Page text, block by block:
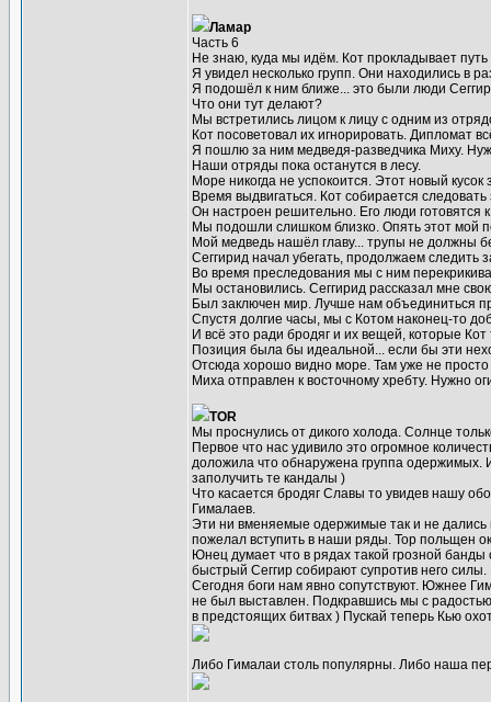
Ламар
Часть 6
Не знаю, куда мы идём. Кот прокладывает
Я увидел несколько групп. Они находились в
Я подошёл к ним ближе... это были люди
Что они тут делают?
Мы встретились лицом к лицу с одним из
Кот посоветовал их игнорировать. Дипломат
Я пошлю за ним медведя-разведчика Миху.
Наши отряды пока останутся в лесу.
Море никогда не успокоится. Этот новый
Время выдвигаться. Кот собирается
Он настроен решительно. Его люди готовятся
Мы подошли слишком близко. Опять этот мой
Мой медведь нашёл главу... трупы не должны
Сеггирид начал убегать, продолжаем следить
Во время преследования мы с ним
Мы остановились. Сеггирид рассказал мне
Был заключен мир. Лучше нам объединиться
Спустя долгие часы, мы с Котом наконец-то
И всё это ради бродяг и их вещей, которые Кот
Позиция была бы идеальной... если бы эти
Отсюда хорошо видно море. Там уже не
Миха отправлен к восточному хребту. Нужно
TOR
Мы проснулись от дикого холода. Солнце
Первое что нас удивило это огромное
доложила что обнаружена группа одержимых.
заполучить те кандалы )
Что касается бродяг Славы то увидев нашу
Гималаев.
Эти ни вменяемые одержимые так и не дались
пожелал вступить в наши ряды. Тор польщен
Юнец думает что в рядах такой грозной
быстрый Сеггир собирают супротив него силы.
Сегодня боги нам явно сопутствуют. Южнее
не был выставлен. Подкравшись мы с
в предстоящих битвах ) Пускай теперь Кью
Либо Гималаи столь популярны. Либо наша